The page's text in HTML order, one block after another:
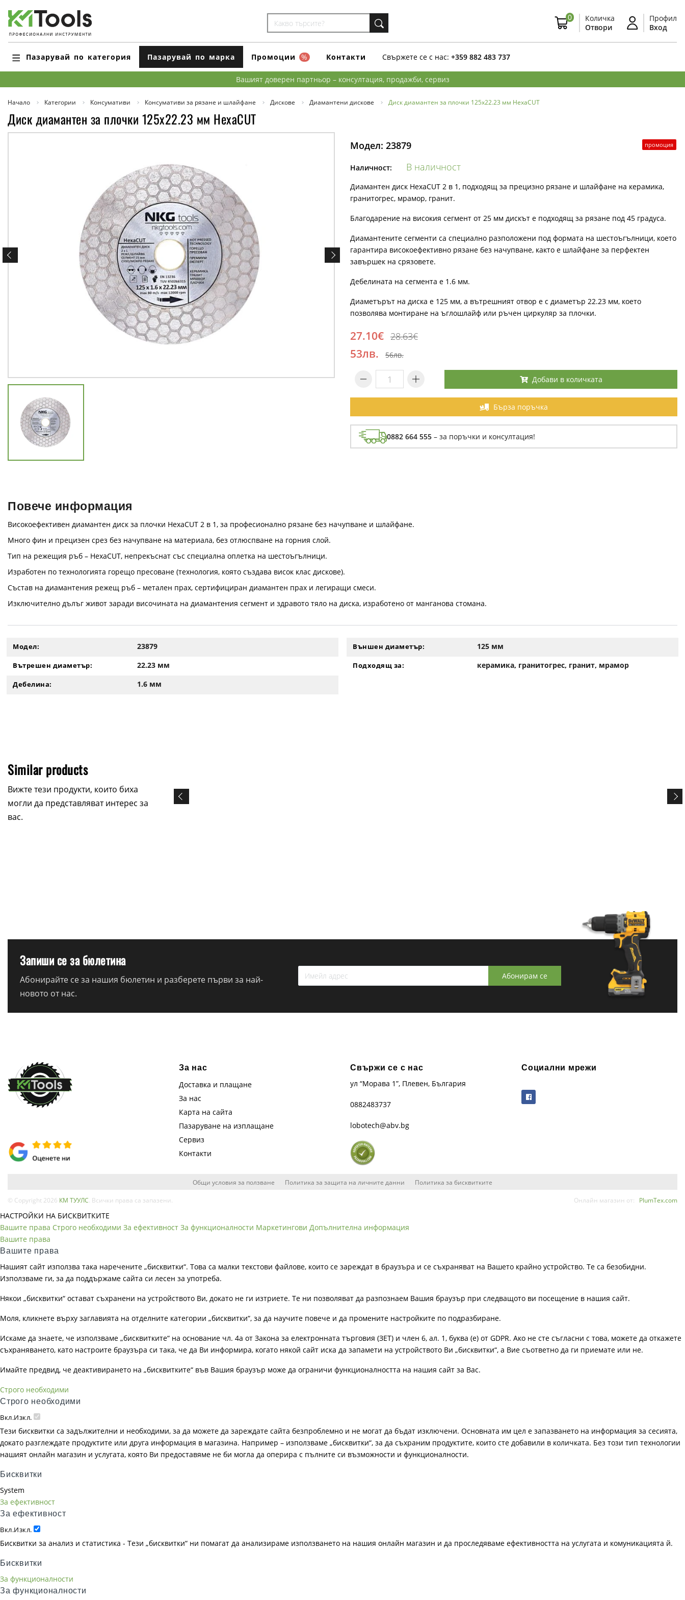
0
Количка
Отвори
Профил
Вход
Пазарувай по категория Пазарувай по марка Промоции % Контакти Свържете се с нас: +359 882 483 737
Вашият доверен партньор – консултация, продажби, сервиз
Начало Категории Консумативи Консумативи за рязане и шлайфане Дискове Диамантени дискове Диск диамантен за плочки 125x22.23 мм HexaCUT
Диск диамантен за плочки 125x22.23 мм HexaCUT
промоция
Модел: 23879
Наличност: В наличност
Диамантен диск HexaCUT 2 в 1, подходящ за прецизно рязане и шлайфане на керамика,
гранитогрес, мрамор, гранит.
Благодарение на високия сегмент от 25 мм дискът е подходящ за рязане под 45 градуса.
Диамантените сегменти са специално разположени под формата на шестоъгълници, което
гарантира високоефективно рязане без начупване, както е шлайфане за перфектен
завършек на срязовете.
Дебелината на сегмента е 1.6 мм.
Диаметърът на диска е 125 мм, а вътрешният отвор е с диаметър 22.23 мм, което
позволява монтиране на ъглошлайф или ръчен циркуляр за плочки.
27.10€ 28.63€
53лв. 56лв.
Добави в количката
Бърза поръчка
0882 664 555 – за поръчки и консултация!
Повече информация
Високоефективен диамантен диск за плочки HexaCUT 2 в 1, за професионално рязане без начупване и шлайфане.
Много фин и прецизен срез без начупване на материала, без отлюспване на горния слой.
Тип на режещия ръб – HexaCUT, непрекъснат със специална оплетка на шестоъгълници.
Изработен по технологията горещо пресоване (технология, която създава висок клас дискове).
Състав на диамантения режещ ръб – метален прах, сертифициран диамантен прах и легиращи смеси.
Изключително дълъг живот заради височината на диамантения сегмент и здравото тяло на диска, изработено от манганова стомана.
Модел: 23879 Външен диаметър: 125 мм
Вътрешен диаметър: 22.23 мм Подходящ за: керамика, гранитогрес, гранит, мрамор
Дебелина: 1.6 мм
Similar products
Вижте тези продукти, които биха
могли да представляват интерес за
вас.
Запиши се за бюлетина
Абонирайте се за нашия бюлетин и разберете първи за най-
новото от нас.
Абонирам се
За нас
Доставка и плащане
За нас
Карта на сайта
Пазаруване на изплащане
Сервиз
Контакти
Свържи се с нас
ул “Морава 1”, Плевен, България
0882483737
lobotech@abv.bg
Социални мрежи
Общи условия за ползване Политика за защита на личните данни Политика за бисквитките
© Copyright 2026 КМ ТУУЛС . Всички права са запазени. Онлайн магазин от: PlumTex.com
НАСТРОЙКИ НА БИСКВИТКИТЕ
Вашите права Строго необходими За ефективност За функционалности Маркетингови Допълнителна информация
Вашите права
Вашите права
Нашият сайт използва така наречените „бисквитки“. Това са малки текстови файлове, които се зареждат в браузъра и се съхраняват на Вашето крайно устройство. Те са безобидни.
Използваме ги, за да поддържаме сайта си лесен за употреба.
Някои „бисквитки“ остават съхранени на устройството Ви, докато не ги изтриете. Те ни позволяват да разпознаем Вашия браузър при следващото ви посещение в нашия сайт.
Моля, кликнете върху заглавията на отделните категории „бисквитки“, за да научите повече и да промените настройките по подразбиране.
Искаме да знаете, че използваме „бисквитките“ на основание чл. 4а от Закона за електронната търговия (ЗЕТ) и член 6, ал. 1, буква (е) от GDPR. Ако не сте съгласни с това, можете да откажете
съхраняването, като настроите браузъра си така, че да Ви информира, когато някой сайт иска да запамети на устройството Ви „бисквитки“, а Вие съответно да ги приемате или не.
Имайте предвид, че деактивирането на „бисквитките“ във Вашия браузър може да ограничи функционалността на нашия сайт за Вас.
Строго необходими
Строго необходими
Вкл.Изкл.
Тези бисквитки са задължителни и необходими, за да можете да зареждате сайта безпроблемно и не могат да бъдат изключени. Основната им цел е запазването на информация за сесията,
докато разглеждате продуктите или друга информация в магазина. Например – използваме „бисквитки“, за да съхраним продуктите, които сте добавили в количката. Без този тип технологии
нашият онлайн магазин и услугата, която Ви предоставяме не би могла да оперира с пълните си възможности и функционалности.
Бисквитки
System
За ефективност
За ефективност
Вкл.Изкл.
Бисквитки за анализ и статистика - Тези „бисквитки“ ни помагат да анализираме използването на нашия онлайн магазин и да проследяваме ефективността на услугата и комуникацията й.
Бисквитки
За функционалности
За функционалности